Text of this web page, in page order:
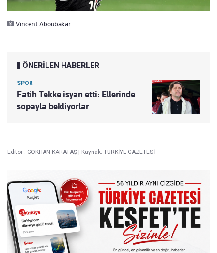
Vincent Aboubakar
ÖNERİLEN HABERLER
SPOR
Fatih Tekke isyan etti: Ellerinde
sopayla bekliyorlar
Editör : GÖKHAN KARATAŞ | Kaynak: TÜRKİYE GAZETESİ